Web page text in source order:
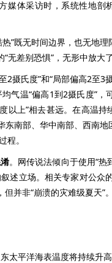
体采访时，系统性地剖
”既无时间边界，也无地
差别恐惧”，无形中放大
2摄氏度”和“局部偏高2至3
气温“偏高1到2摄氏度”，
以上”相去甚远。在高温持
南部、华中南部、西南地
程。
。网传说法倾向于使用“热
述立场。相关专家对公众
并非“崩溃的灾难级夏天”。
平洋海表温度将持续升